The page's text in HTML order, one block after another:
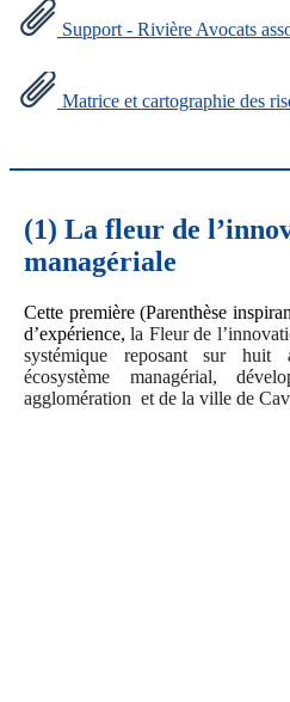
Support - Rivière Avocats
Matrice et cartographie des
(1) La fleur de
managériale
Cette première (Parenthèse
d’expérience,la Fleur de
systémique reposant sur huit
écosystème managérial,
agglomération et de la ville de